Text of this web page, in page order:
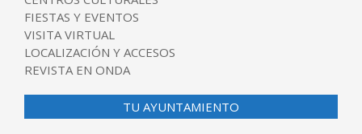
FIESTAS Y EVENTOS
VISITA VIRTUAL
LOCALIZACIÓN Y ACCESOS
REVISTA EN ONDA
TU AYUNTAMIENTO